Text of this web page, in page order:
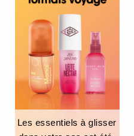
Les essentiels à glisser